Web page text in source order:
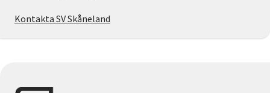
Kontakta SV Skåneland